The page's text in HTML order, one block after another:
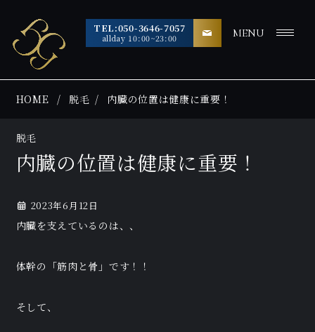
TEL:050-3646-7057
allday 10:00~23:00 MENU
HOME 脱毛 内臓の位置は健康に重要！
脱毛
内臓の位置は健康に重要！
2023年6月12日
内臓を支えているのは、、
体幹の「筋肉と骨」です！！
そして、